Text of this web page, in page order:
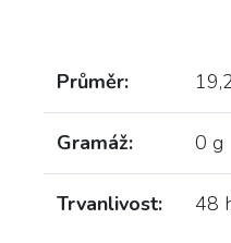
Průměr:
Gramáž: 0 g
Trvanlivost: 48